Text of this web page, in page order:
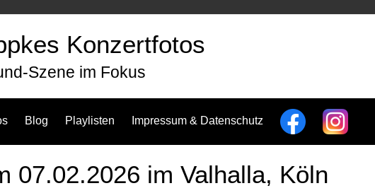
Konzertfotos
Szene im Fokus
Blog Playlisten Impressum & Datenschutz
07.02.2026 im Valhalla, Köln